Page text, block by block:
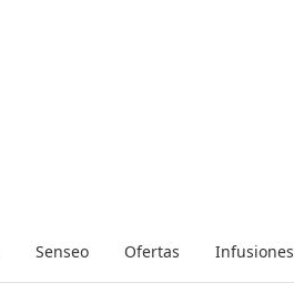
Senseo Ofertas Infusiones